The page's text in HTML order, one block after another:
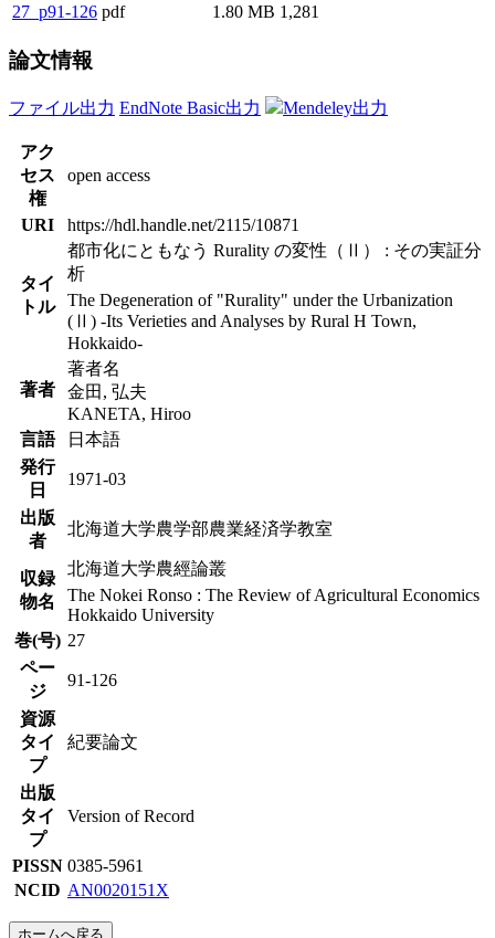
27_p91-126 pdf 1.80 MB 1,281
論文情報
ファイル出力 EndNote Basic出力 Mendeley出力
アク
セス
権
open access
URI https://hdl.handle.net/2115/10871
タイ
トル
都市化にともなう Rurality の変性（Ⅱ） : その実証分
析
The Degeneration of "Rurality" under the Urbanization
(Ⅱ) -Its Verieties and Analyses by Rural H Town,
Hokkaido-
著者
著者名
金田, 弘夫
KANETA, Hiroo
言語
日本語
発行
日
1971-03
出版
者
北海道大学農学部農業経済学教室
収録
物名
北海道大学農經論叢
The Nokei Ronso : The Review of Agricultural Economics
Hokkaido University
巻(号) 27
ペー
ジ
91-126
資源
タイ
プ
紀要論文
出版
タイ
プ
Version of Record
PISSN 0385-5961
NCID AN0020151X
ホームへ戻る